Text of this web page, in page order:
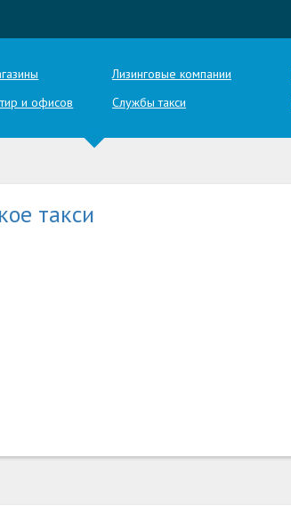
Лизинговые компании
и офисов Службы такси
такси